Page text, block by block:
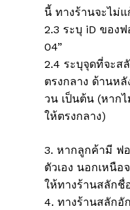
นี้ ทางร้านจะไม่แ
2.3 ระบุ iD ของ
04”
2.4 ระบุจุดที่จะส
ตรงกลาง ด้านห
วน เป็นต้น (หาก
ให้ตรงกลาง)
3. หากลูกค้ามี ฟ
ตัวเอง นอกเหนือ
ให้ทางร้านสลักชื่
4. ทางร้านสลักอั